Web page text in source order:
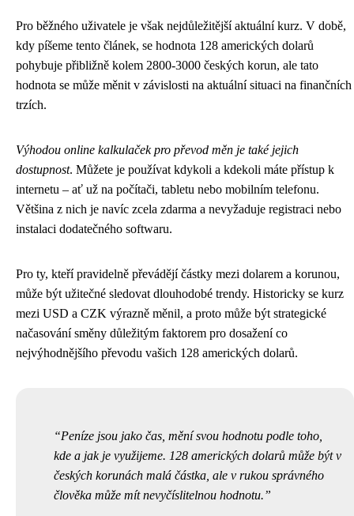
Pro běžného uživatele je však nejdůležitější aktuální kurz. V době,
kdy píšeme tento článek, se hodnota 128 amerických dolarů
pohybuje přibližně kolem 2800-3000 českých korun, ale tato
hodnota se může měnit v závislosti na aktuální situaci na finančních
trzích.
Výhodou online kalkulaček pro převod měn je také jejich
dostupnost. Můžete je používat kdykoli a kdekoli máte přístup k
internetu – ať už na počítači, tabletu nebo mobilním telefonu.
Většina z nich je navíc zcela zdarma a nevyžaduje registraci nebo
instalaci dodatečného softwaru.
Pro ty, kteří pravidelně převádějí částky mezi dolarem a korunou,
může být užitečné sledovat dlouhodobé trendy. Historicky se kurz
mezi USD a CZK výrazně měnil, a proto může být strategické
načasování směny důležitým faktorem pro dosažení co
nejvýhodnějšího převodu vašich 128 amerických dolarů.
Peníze jsou jako čas, mění svou hodnotu podle toho,
kde a jak je využijeme. 128 amerických dolarů může být v
českých korunách malá částka, ale v rukou správného
člověka může mít nevyčíslitelnou hodnotu.